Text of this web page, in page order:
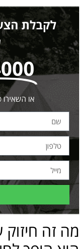
לקבלת
או השאירו
מה זה חיזוק